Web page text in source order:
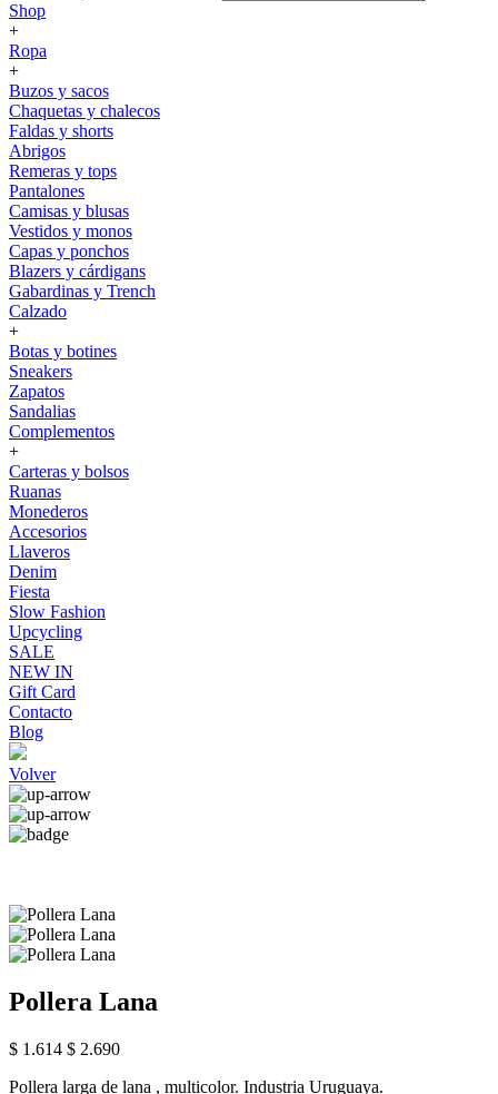
Shop
+
Ropa
+
Buzos y sacos
Chaquetas y chalecos
Faldas y shorts
Abrigos
Remeras y tops
Pantalones
Camisas y blusas
Vestidos y monos
Capas y ponchos
Blazers y cárdigans
Gabardinas y Trench
Calzado
+
Botas y botines
Sneakers
Zapatos
Sandalias
Complementos
+
Carteras y bolsos
Ruanas
Monederos
Accesorios
Llaveros
Denim
Fiesta
Slow Fashion
Upcycling
SALE
NEW IN
Gift Card
Contacto
Blog
Volver
Pollera Lana
$ 1.614 $ 2.690
Pollera larga de lana , multicolor. Industria Uruguaya.